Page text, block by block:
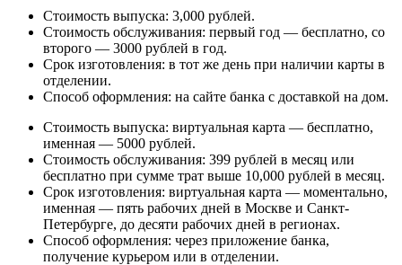
Стоимость выпуска: 3,000 рублей.
Стоимость обслуживания: первый год — бесплатно, со
второго — 3000 рублей в год.
Срок изготовления: в тот же день при наличии карты в
отделении.
Способ оформления: на сайте банка с доставкой на дом.
Стоимость выпуска: виртуальная карта — бесплатно,
именная — 5000 рублей.
Стоимость обслуживания: 399 рублей в месяц или
бесплатно при сумме трат выше 10,000 рублей в месяц.
Срок изготовления: виртуальная карта — моментально,
именная — пять рабочих дней в Москве и Санкт-
Петербурге, до десяти рабочих дней в регионах.
Способ оформления: через приложение банка,
получение курьером или в отделении.